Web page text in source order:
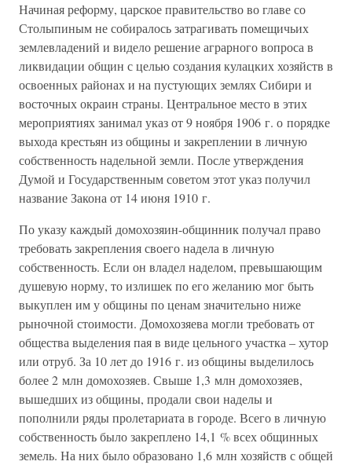
Начиная реформу, царское правительство во главе со
Столыпиным не собиралось затрагивать помещичьих
землевладений и видело решение аграрного вопроса в
ликвидации общин с целью создания кулацких хозяйств в
освоенных районах и на пустующих землях Сибири и
восточных окраин страны. Центральное место в этих
мероприятиях занимал указ от 9 ноября 1906 г. о порядке
выхода крестьян из общины и закреплении в личную
собственность надельной земли. После утверждения
Думой и Государственным советом этот указ получил
название Закона от 14 июня 1910 г.
По указу каждый домохозяин-общинник получал право
требовать закрепления своего надела в личную
собственность. Если он владел наделом, превышающим
душевую норму, то излишек по его желанию мог быть
выкуплен им у общины по ценам значительно ниже
рыночной стоимости. Домохозяева могли требовать от
общества выделения пая в виде цельного участка – хутор
или отруб. За 10 лет до 1916 г. из общины выделилось
более 2 млн домохозяев. Свыше 1,3 млн домохозяев,
вышедших из общины, продали свои наделы и
пополнили ряды пролетариата в городе. Всего в личную
собственность было закреплено 14,1 % всех общинных
земель. На них было образовано 1,6 млн хозяйств с общей